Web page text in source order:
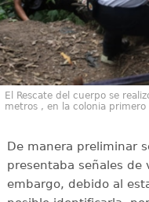
El Rescate del cuerpo se
metros , en la colonia primero
De manera preliminar
presentaba señales de
embargo, debido al